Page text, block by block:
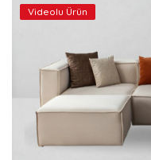
Videolu Ürün